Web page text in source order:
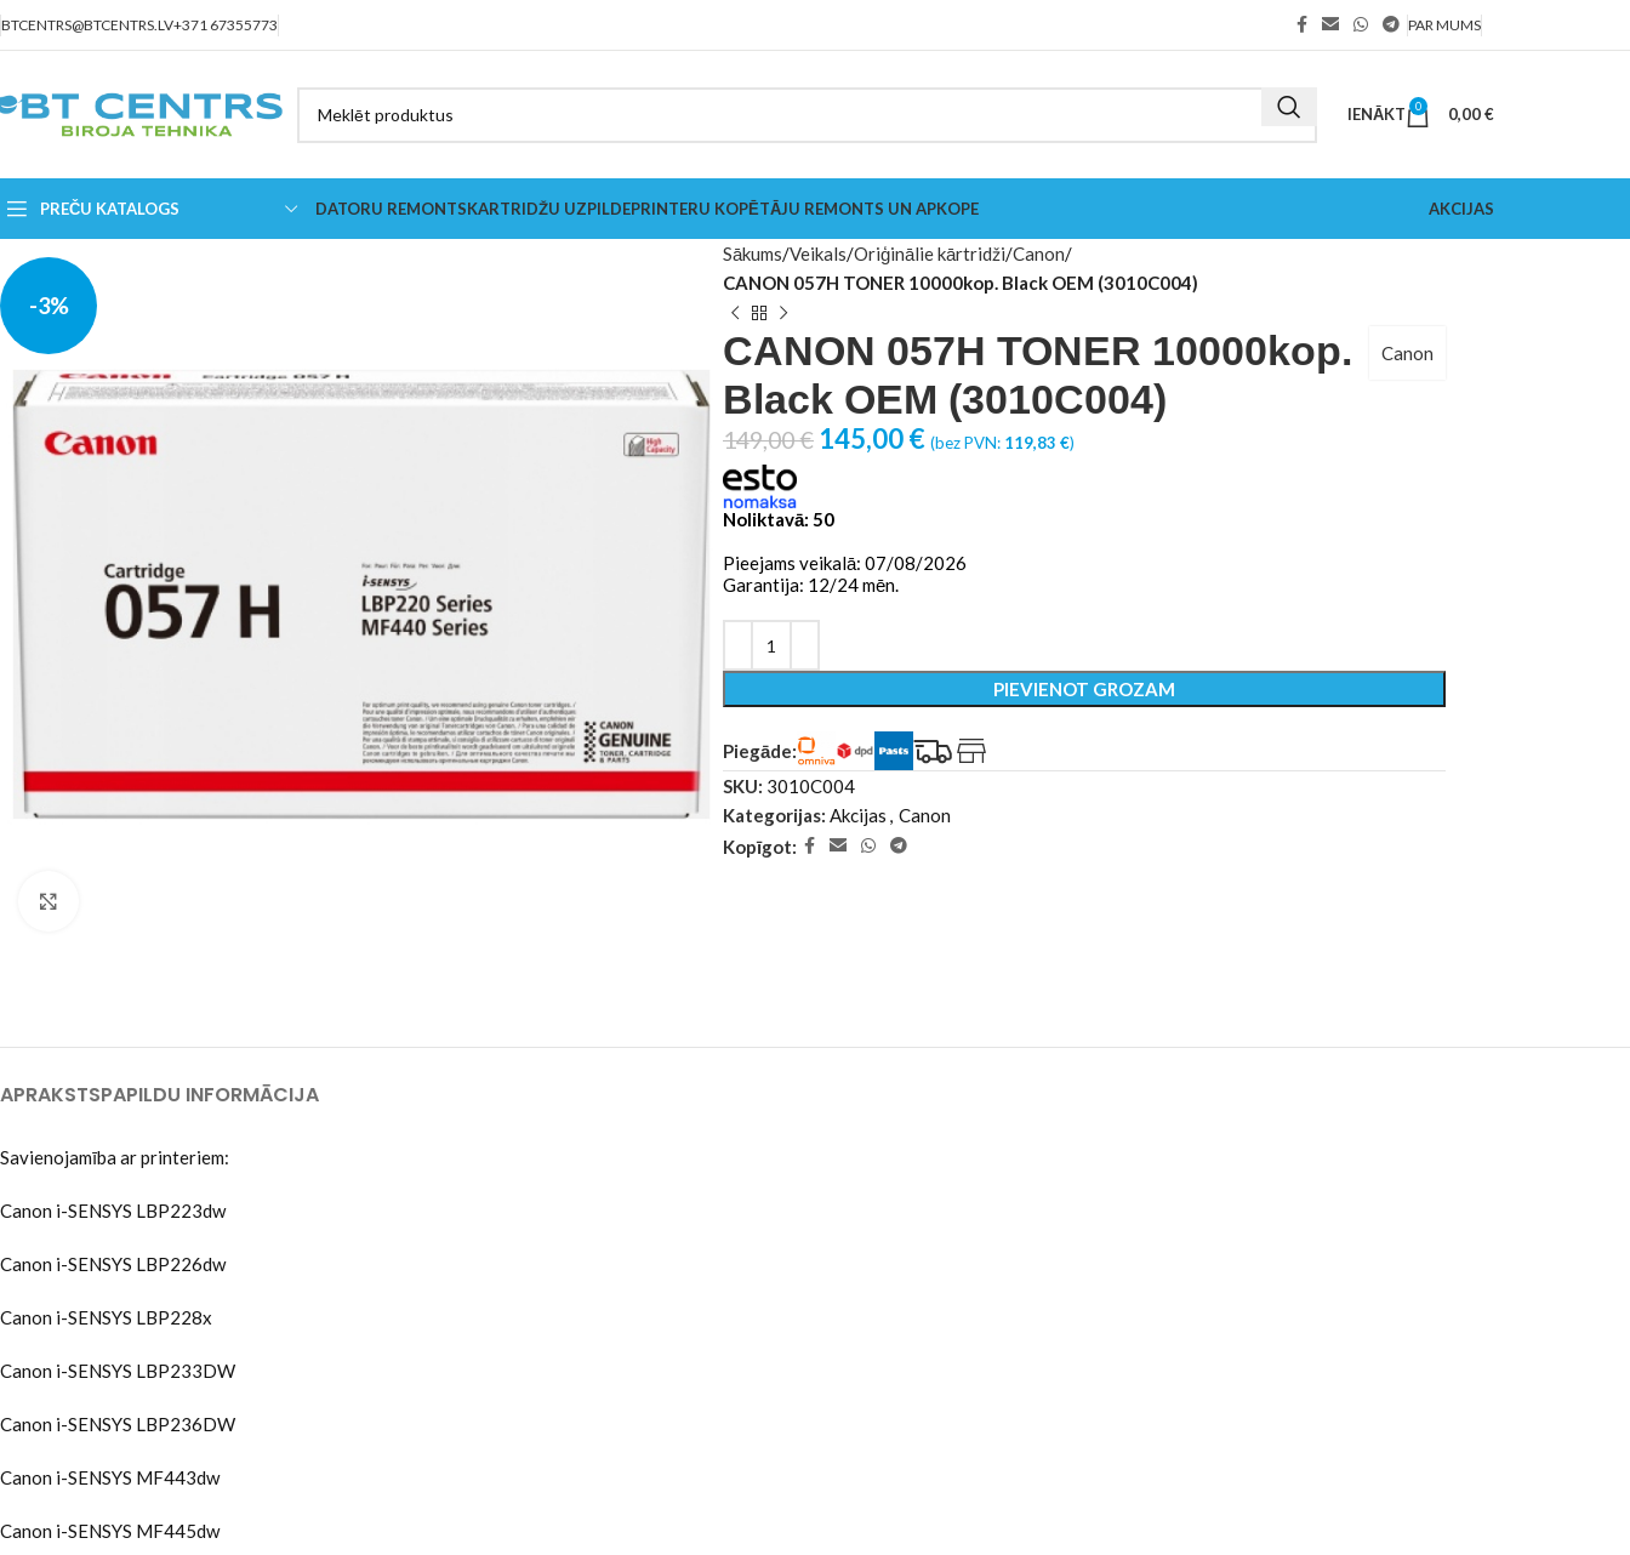
BTCENTRS@BTCENTRS.LV+371 67355773 PAR MUMS
IENĀKT 0 0,00€
PREČU KATALOGS DATORU REMONTSKARTRIDŽU UZPILDEPRINTERU KOPĒTĀJU REMONTS UN APKOPE AKCIJAS
-3%
Sākums Veikals Oriģinālie kārtridži Canon
CANON 057H TONER 10000kop. Black OEM (3010C004)
CANON 057H TONER 10000kop.
Black OEM (3010C004)
Canon
149,00€ 145,00€ (bez PVN: 119,83 €)
Noliktavā: 50
Pieejams veikalā: 07/08/2026
Garantija: 12/24 mēn.
PIEVIENOT GROZAM
Piegāde:
SKU: 3010C004
Kategorijas: Akcijas , Canon
Kopīgot:
APRAKSTSPAPILDU INFORMĀCIJA
Savienojamība ar printeriem:
Canon i-SENSYS LBP223dw
Canon i-SENSYS LBP226dw
Canon i-SENSYS LBP228x
Canon i-SENSYS LBP233DW
Canon i-SENSYS LBP236DW
Canon i-SENSYS MF443dw
Canon i-SENSYS MF445dw